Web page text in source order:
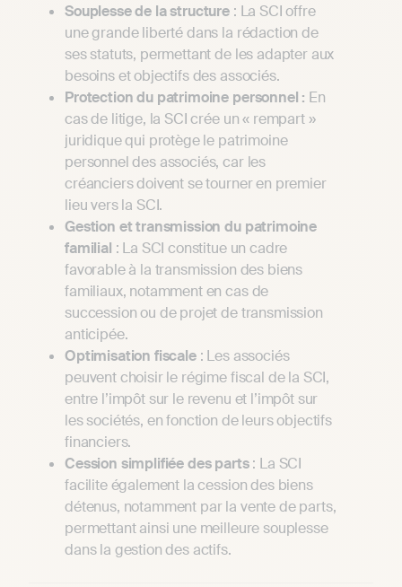
Souplesse de la structure : La SCI offre
une grande liberté dans la rédaction de
ses statuts, permettant de les adapter aux
besoins et objectifs des associés.
Protection du patrimoine personnel : En
cas de litige, la SCI crée un « rempart »
juridique qui protège le patrimoine
personnel des associés, car les
créanciers doivent se tourner en premier
lieu vers la SCI.
Gestion et transmission du patrimoine
familial : La SCI constitue un cadre
favorable à la transmission des biens
familiaux, notamment en cas de
succession ou de projet de transmission
anticipée.
Optimisation fiscale: Les associés
peuvent choisir le régime fiscal de la SCI,
entre l’impôt sur le revenu et l’impôt sur
les sociétés, en fonction de leurs objectifs
financiers.
Cession simplifiée des parts: La SCI
facilite également la cession des biens
détenus, notamment par la vente de parts,
permettant ainsi une meilleure souplesse
dans la gestion des actifs.